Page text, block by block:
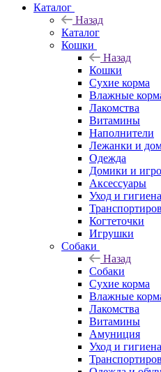
Каталог
Назад
Каталог
Кошки
Назад
Кошки
Сухие корма
Влажные
Лакомства
Витамины
Наполнители
Лежанки и
Одежда
Домики и
Аксессуары
Уход и гигиена
Когтеточки
Игрушки
Собаки
Назад
Собаки
Сухие корма
Влажные
Лакомства
Витамины
Амуниция
Уход и гигиена